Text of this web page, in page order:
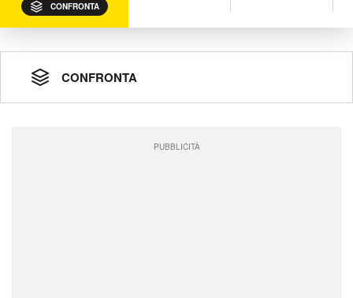
CONFRONTA
CONFRONTA
PUBBLICITÀ